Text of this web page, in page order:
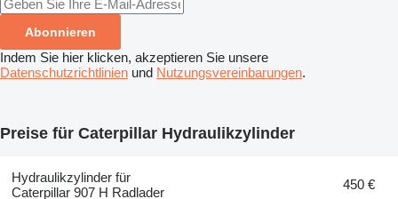
Abonnieren
Indem Sie hier klicken, akzeptieren Sie unsere
Datenschutzrichtlinien und Nutzungsvereinbarungen.
Preise für Caterpillar Hydraulikzylinder
Hydraulikzylinder für
Caterpillar 907 H Radlader
450 €